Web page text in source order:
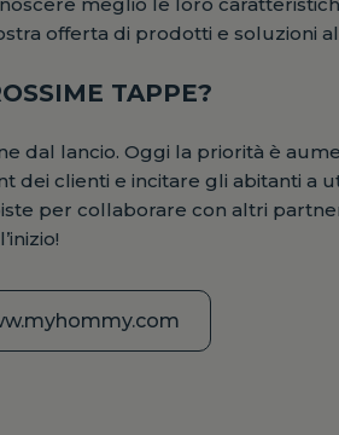
offerta di prodotti e soluzioni
TAPPE?
dal lancio. Oggi la priorità è
dei clienti e incitare gli abitanti a
per collaborare con altri